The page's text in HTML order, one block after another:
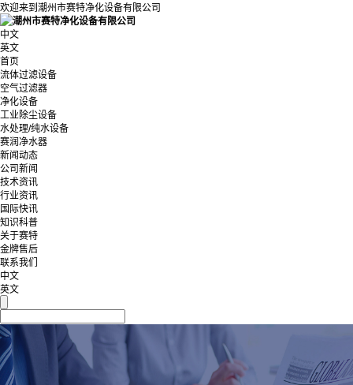
欢迎来到潮州市赛特净化设备有限公司
中文
英文
首页
流体过滤设备
空气过滤器
净化设备
工业除尘设备
水处理/纯水设备
赛润净水器
新闻动态
公司新闻
技术资讯
行业资讯
国际快讯
知识科普
关于赛特
金牌售后
联系我们
中文
英文